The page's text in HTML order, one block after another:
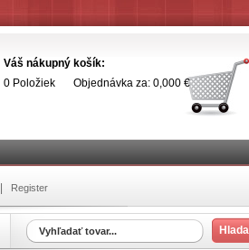
Váš nákupný košík:
0 Položiek
Objednávka za: 0,000 €
Register